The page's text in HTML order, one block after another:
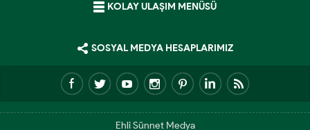
KOLAY ULAŞIM MENÜSÜ
SOSYAL MEDYA HESAPLARIMIZ
Ehli Sünnet Medya